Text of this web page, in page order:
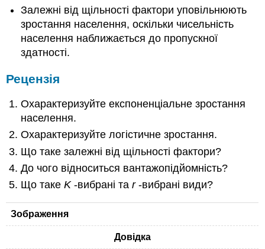
Залежні від щільності фактори уповільнюють
зростання населення, оскільки чисельність
населення наближається до пропускної
здатності.
Рецензія
Охарактеризуйте експоненціальне зростання
населення.
Охарактеризуйте логістичне зростання.
Що таке залежні від щільності фактори?
До чого відноситься вантажопідйомність?
Що такеK-вибрані таr-вибрані види?
Зображення
Довідка